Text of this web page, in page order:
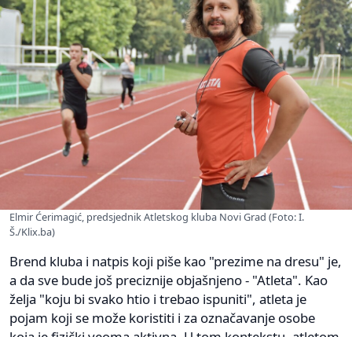
Elmir Ćerimagić, predsjednik Atletskog kluba Novi Grad (Foto: I.
Š./Klix.ba)
Brend kluba i natpis koji piše kao "prezime na dresu" je,
a da sve bude još preciznije objašnjeno - "Atleta". Kao
želja "koju bi svako htio i trebao ispuniti", atleta je
pojam koji se može koristiti i za označavanje osobe